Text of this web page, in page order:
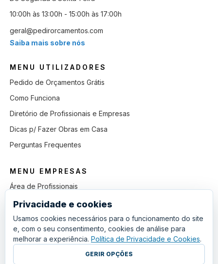
10:00h às 13:00h - 15:00h às 17:00h
geral@pedirorcamentos.com
Saiba mais sobre nós
MENU UTILIZADORES
Pedido de Orçamentos Grátis
Como Funciona
Diretório de Profissionais e Empresas
Dicas p/ Fazer Obras em Casa
Perguntas Frequentes
MENU EMPRESAS
Área de Profissionais
Como Funciona
Lista de Pedidos em Aberto
Como Ganhar mais Obras
Perguntas Frequentes
Privacidade e cookies
Usamos cookies necessários para o funcionamento do site
e, com o seu consentimento, cookies de análise para
melhorar a experiência. Política de Privacidade e Cookies.
GERIR OPÇÕES